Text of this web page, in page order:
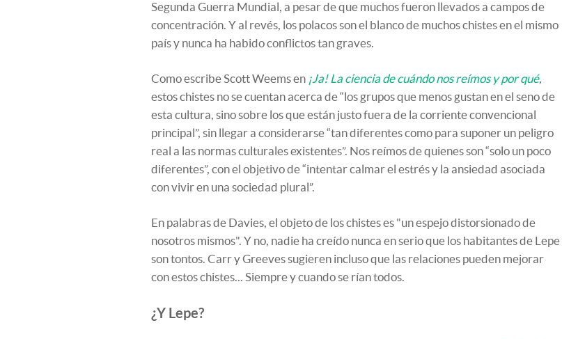
Segunda Guerra Mundial, a pesar de que muchos fueron llevados a campos de
concentración. Y al revés, los polacos son el blanco de muchos chistes en el mismo
país y nunca ha habido conflictos tan graves.
Como escribe Scott Weems en ¡Ja! La ciencia de cuándo nos reímos y por qué,
estos chistes no se cuentan acerca de “los grupos que menos gustan en el seno de
esta cultura, sino sobre los que están justo fuera de la corriente convencional
principal”, sin llegar a considerarse “tan diferentes como para suponer un peligro
real a las normas culturales existentes”. Nos reímos de quienes son “solo un poco
diferentes”, con el objetivo de “intentar calmar el estrés y la ansiedad asociada
con vivir en una sociedad plural”.
En palabras de Davies, el objeto de los chistes es "un espejo distorsionado de
nosotros mismos". Y no, nadie ha creído nunca en serio que los habitantes de Lepe
son tontos. Carr y Greeves sugieren incluso que las relaciones pueden mejorar
con estos chistes... Siempre y cuando se rían todos.
¿Y Lepe?